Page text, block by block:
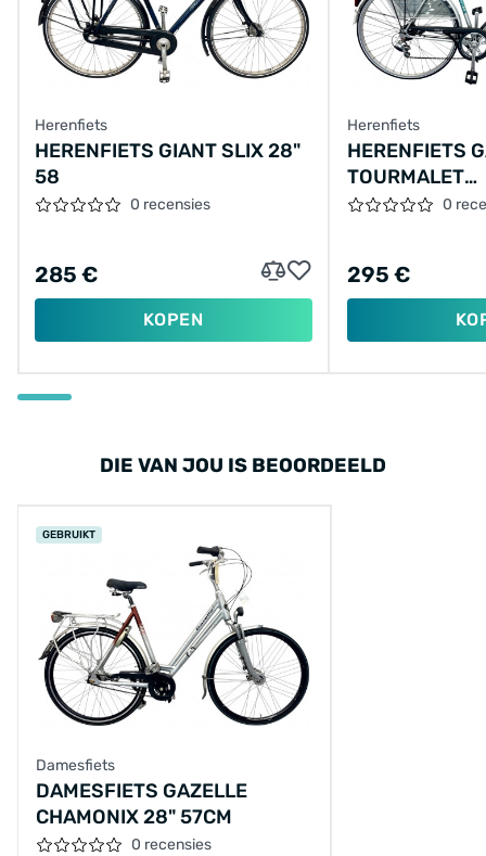
Herenfiets
HERENFIETS GIANT SLIX 28"
58
0 recensies
285 €
KOPEN
Herenfiets
HERENFIETS
TOURMALET
28"/57CM/0
295 €
DIE VAN JOU IS BEOORDEELD
GEBRUIKT
Damesfiets
DAMESFIETS GAZELLE
CHAMONIX 28" 57CM
0 recensies